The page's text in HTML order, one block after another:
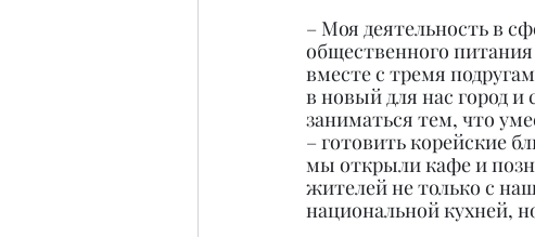
– Моя деятельность в
общественного
вместе с тремя
в новый для нас город и
заниматься тем, что
– готовить корейские
мы открыли кафе и
жителей не только с
национальной кухней,